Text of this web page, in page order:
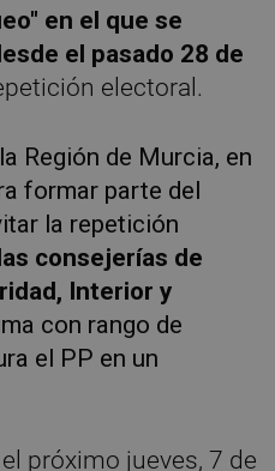
en el que se
el pasado 28 de
electoral.
Región de Murcia, en
formar parte del
la repetición
consejerías de
Interior y
con rango de
el PP en un
próximo jueves, 7 de